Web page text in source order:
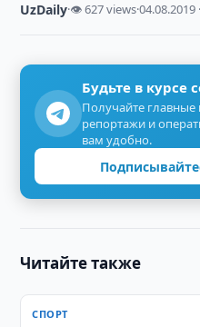
UzDaily·👁 627 views·04.08.2019
Будьте в курсе
Получайте главные
репортажи и
вам удобно.
Читайте также
СПОРТ